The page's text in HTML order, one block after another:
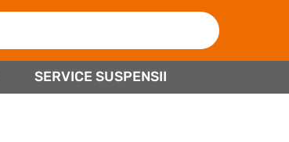
SERVICE SUSPENSII